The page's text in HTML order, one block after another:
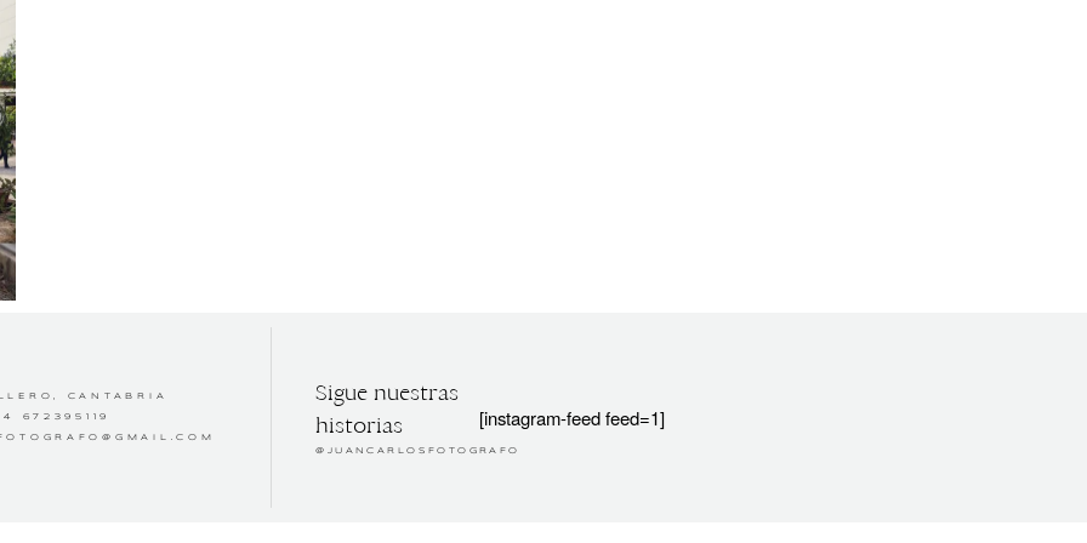
CANTABRIA
672395119
Sigue nuestras
historias
@JUANCARLOSFOTOGRAFO
[instagram-feed feed=1]